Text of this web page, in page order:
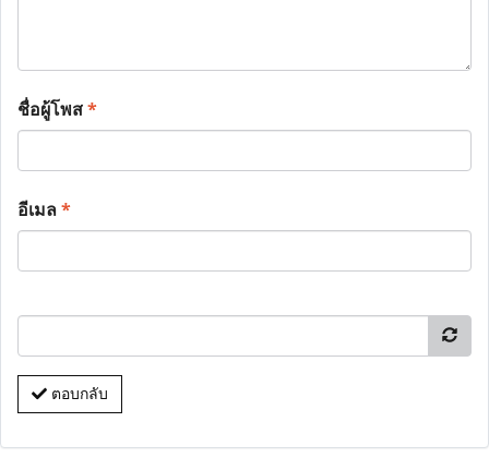
ชื่อผู้โพส*
อีเมล*
ตอบกลับ